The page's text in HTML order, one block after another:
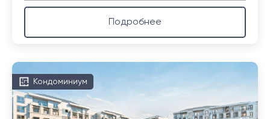
идеальное место для удобства и отдыха.
Непринужденная 10-минутная прогулка или быстрая
поездка на автомобиле приведут вас к оживленной
закусочных. Высококлассный курортный комплекс
Laguna Phuket, предлагающий роскошные 4- и 5-
звездочные номера и первоклассное поле для
гольфа на 18 лунок, находится всего в пяти минутах
Подробнее
Кондоминиум